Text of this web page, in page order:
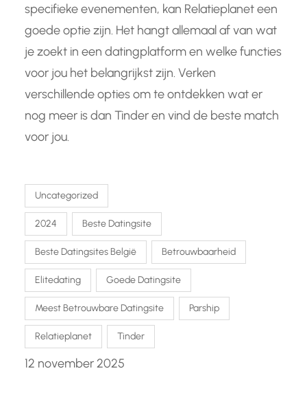
specifieke evenementen, kan Relatieplanet een
goede optie zijn. Het hangt allemaal af van wat
je zoekt in een datingplatform en welke functies
voor jou het belangrijkst zijn. Verken
verschillende opties om te ontdekken wat er
nog meer is dan Tinder en vind de beste match
voor jou.
Uncategorized
2024 Beste Datingsite
Beste Datingsites België Betrouwbaarheid
Elitedating Goede Datingsite
Meest Betrouwbare Datingsite Parship
Relatieplanet Tinder
12 november 2025